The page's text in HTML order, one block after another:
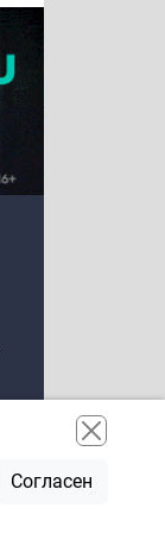
Согласен